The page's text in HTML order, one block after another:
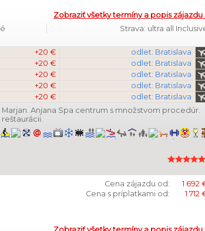
Zobraziť všetky termíny a popis zájazdu
Strava: ultra all
+20 €
odlet: Bratislava
+20 €
odlet: Bratislava
+20 €
odlet: Bratislava
+20 €
odlet: Bratislava
+20 €
odlet: Bratislava
Anjana Spa centrum s množstvom procedúr.
reštaurácii.
Cena zájazdu od:
1 692
Cena s príplatkami od:
1 712